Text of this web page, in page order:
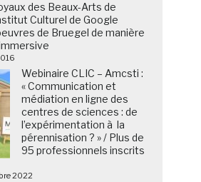
des Beaux-Arts de
Culturel de Google
de Bruegel de manière
Webinaire CLIC – Amcsti :
« Communication et
médiation en ligne des
centres de sciences : de
l’expérimentation à la
pérennisation ? » / Plus de
95 professionnels inscrits
2022